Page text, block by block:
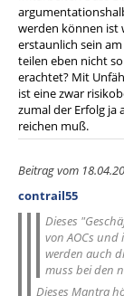
werden können ist
erstaunlich sein
teilen eben nicht
erachtet? Mit
ist eine zwar
zumal der Erfolg ja
reichen muß.
Beitrag vom
contrail55
Dieses
von AOCs und
werden auch
muss bei den
Dieses Mantra